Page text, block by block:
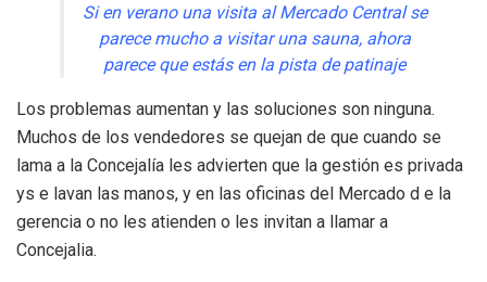
Si en verano una visita al Mercado Central se
parece mucho a visitar una sauna, ahora
parece que estás en la pista de patinaje
Los problemas aumentan y las soluciones son ninguna.
Muchos de los vendedores se quejan de que cuando se
lama a la Concejalía les advierten que la gestión es privada
ys e lavan las manos, y en las oficinas del Mercado d e la
gerencia o no les atienden o les invitan a llamar a
Concejalia.